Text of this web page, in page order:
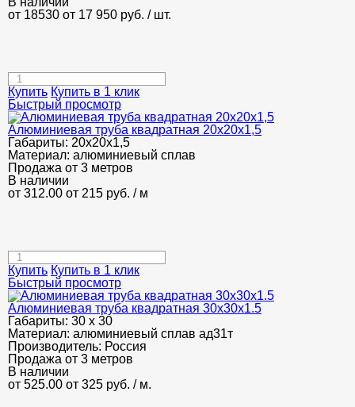
от 18530 от 17 950 руб. / шт.
Купить Купить в 1 клик
Быстрый просмотр
Алюминиевая труба квадратная 20х20х1,5
Габариты: 20х20х1,5
Материал: алюминиевый сплав
Продажа от 3 метров
В наличии
от 312.00 от 215 руб. / м
Купить Купить в 1 клик
Быстрый просмотр
Алюминиевая труба квадратная 30х30х1.5
Габариты: 30 х 30
Материал: алюминиевый сплав ад31т
Производитель: Россия
Продажа от 3 метров
В наличии
от 525.00 от 325 руб. / м.